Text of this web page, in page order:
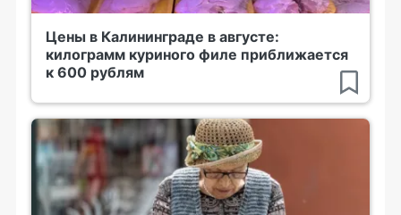
Цены в Калининграде в августе:
килограмм куриного филе приближается
к 600 рублям